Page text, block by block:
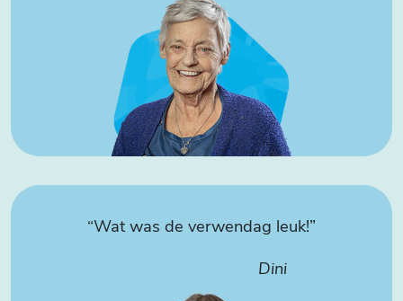
“Wat was de verwendag leuk!”
Dini